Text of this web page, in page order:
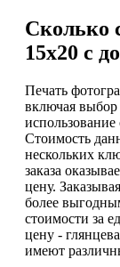
Сколько
15х20 с
Печать
включая выбор
Стоимость
нескольких
заказа
цену.
более
стоимости за
цену -
имеют